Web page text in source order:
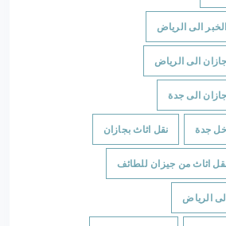
الى الرياض
الى الرياض
الى جدة
جدة نقل اثاث بجازان
اثاث من جيزان للطائف
الرياض